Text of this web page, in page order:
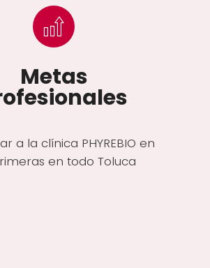
Metas
a la clínica PHYREBIO en
en todo Toluca